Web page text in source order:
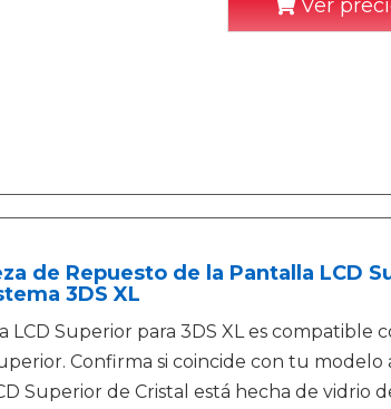
Ver
de Repuesto de la Pantalla LCD
3DS XL
LCD Superior para 3DS XL es compatible
Confirma si coincide con tu
Superior de Cristal está hecha de vidrio